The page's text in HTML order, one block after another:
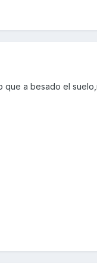
que a besado el